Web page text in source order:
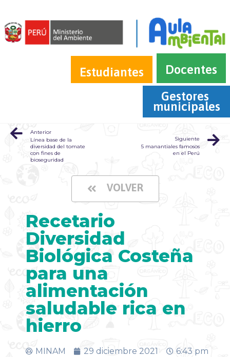
Estudiantes
Docentes
Gestores
municipales
Anterior
Línea base de la
diversidad del tomate
con fines de
bioseguridad
Siguiente
5 manantiales famosos
en el Perú
VOLVER
Recetario
Diversidad
Biológica Costeña
para una
alimentación
saludable rica en
hierro
MINAM 29 diciembre 2021 6:43 pm